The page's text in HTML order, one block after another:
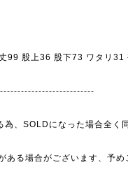
99 股上36 股下73 ワタリ31
為、SOLDになった場合全
ある場合がございます、予め